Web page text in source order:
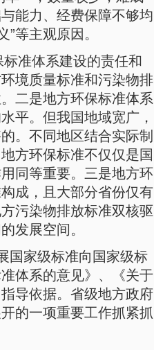
能力、经费保障不够均
等主观原因。
准体系建设的责任和
境质量标准和污染物排
二是地方环保标准体系
平。但我国地域宽广，
。不同地区结合实际制
方环保标准不仅仅是国
同等重要。三是地方环
成，且大部分省份仅有
污染物排放标准双核驱
发展空间。
国家级标准向国家级标
体系的意见》、《关于
导依据。省级地方政府
的一项重要工作抓紧抓